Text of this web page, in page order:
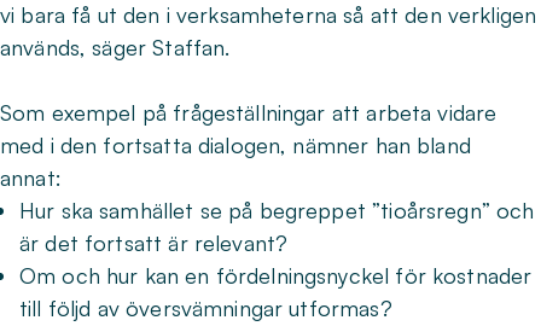
vi bara få ut den i verksamheterna så att den verkligen
används, säger Staffan.
Som exempel på frågeställningar att arbeta vidare
med i den fortsatta dialogen, nämner han bland
annat:
Hur ska samhället se på begreppet ”tioårsregn” och
är det fortsatt är relevant?
Om och hur kan en fördelningsnyckel för kostnader
till följd av översvämningar utformas?